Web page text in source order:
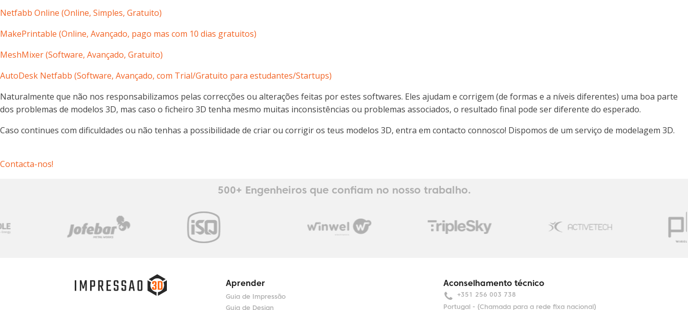
Netfabb Online (Online, Simples, Gratuito)
MakePrintable (Online, Avançado, pago mas com 10 dias gratuitos)
MeshMixer (Software, Avançado, Gratuito)
AutoDesk Netfabb (Software, Avançado, com Trial/Gratuito para estudantes/Startups)
Naturalmente que não nos responsabilizamos pelas correcções ou alterações feitas por estes softwares. Eles ajudam e corrigem (de formas e a níveis diferentes) uma boa parte
dos problemas de modelos 3D, mas caso o ficheiro 3D tenha mesmo muitas inconsistências ou problemas associados, o resultado final pode ser diferente do esperado.
Caso continues com dificuldades ou não tenhas a possibilidade de criar ou corrigir os teus modelos 3D, entra em contacto connosco! Dispomos de um serviço de modelagem 3D.
Contacta-nos!
500+ Engenheiros que confiam no nosso trabalho.
Aprender
Guia de Impressão
Guia de Design
Aconselhamento técnico
+351 256 003 738
Portugal - (Chamada para a rede fixa nacional)